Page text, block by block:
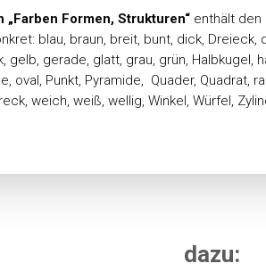
Formen, Strukturen“enthält den
blau, braun, breit, bunt, dick,
gelb, gerade, glatt, grau, grün, Halbkugel,
oval, Punkt, Pyramide, Quader, Quadrat,
weich, weiß, wellig, Winkel, Würfel,
dazu: